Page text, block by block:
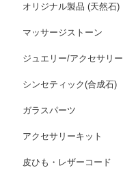
オリジナル製品 (天然石)
マッサージストーン
ジュエリー/アクセサリー
シンセティック(合成石)
ガラスパーツ
アクセサリーキット
皮ひも・レザーコード